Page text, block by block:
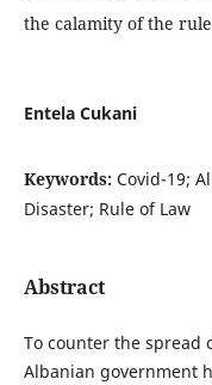
the calamity of the
Entela Cukani
Keywords: Covid-19;
Disaster; Rule of Law
Abstract
To counter the spread
Albanian government